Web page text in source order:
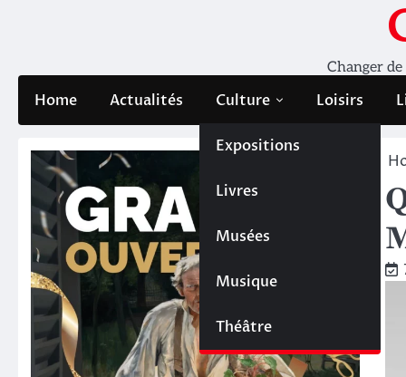
Changer
Home Actualités Culture
Expositions
Livres
Musées
Musique
Théâtre
Loisirs